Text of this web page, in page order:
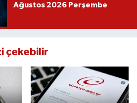
Ağustos 2026 Perşembe
çekebilir